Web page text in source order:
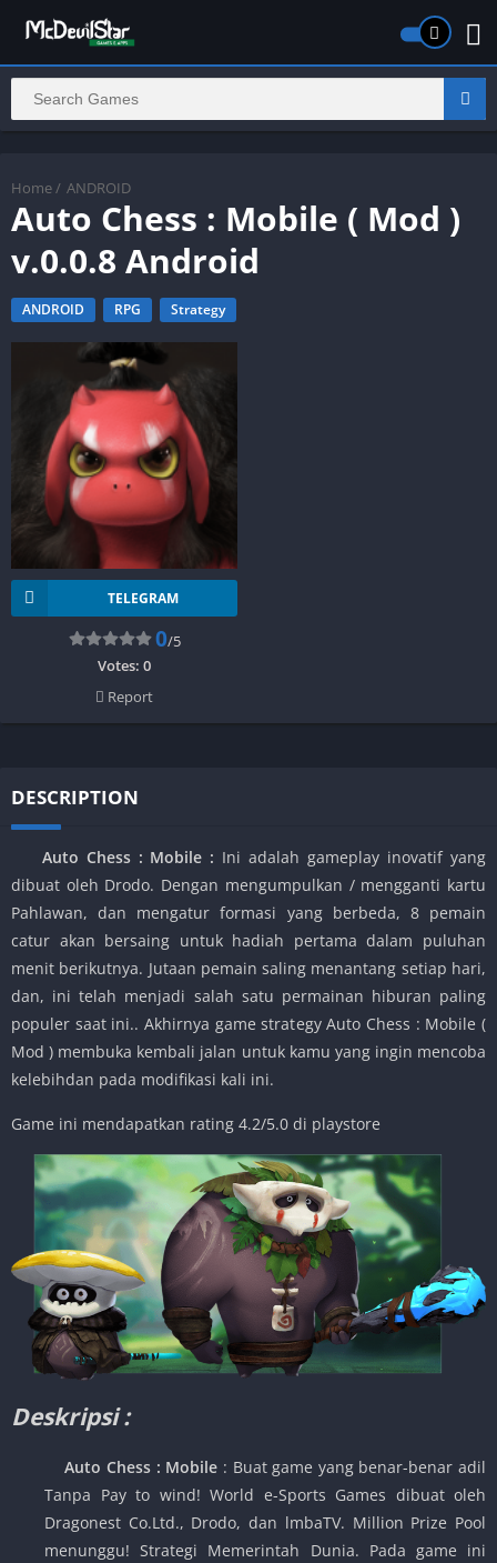
Home / ANDROID
Auto Chess : Mobile ( Mod )
v.0.0.8 Android
ANDROID RPG Strategy
TELEGRAM
0/5
Votes: 0
Report
DESCRIPTION
Auto Chess : Mobile : Ini adalah gameplay inovatif yang
dibuat oleh Drodo. Dengan mengumpulkan / mengganti kartu
Pahlawan, dan mengatur formasi yang berbeda, 8 pemain
catur akan bersaing untuk hadiah pertama dalam puluhan
menit berikutnya. Jutaan pemain saling menantang setiap hari,
dan, ini telah menjadi salah satu permainan hiburan paling
populer saat ini.. Akhirnya game strategy Auto Chess : Mobile (
Mod ) membuka kembali jalan untuk kamu yang ingin mencoba
kelebihdan pada modifikasi kali ini.
Game ini mendapatkan rating 4.2/5.0 di playstore
Deskripsi :
Auto Chess : Mobile : Buat game yang benar-benar adil
Tanpa Pay to wind! World e-Sports Games dibuat oleh
Dragonest Co.Ltd., Drodo, dan lmbaTV. Million Prize Pool
menunggu! Strategi Memerintah Dunia. Pada game ini